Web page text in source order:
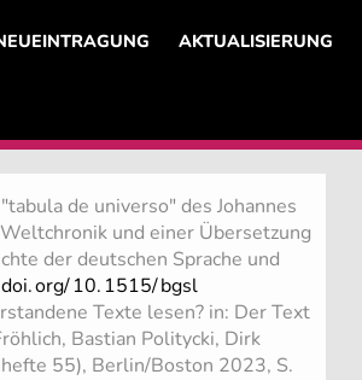
AKTUALISIERUNG
de universo" des Johannes
und einer Übersetzung
der deutschen Sprache und
doi.org/10. 1515/bgsl
Texte lesen? in: Der Text
Bastian Politycki, Dirk
55), Berlin/Boston 2023, S.